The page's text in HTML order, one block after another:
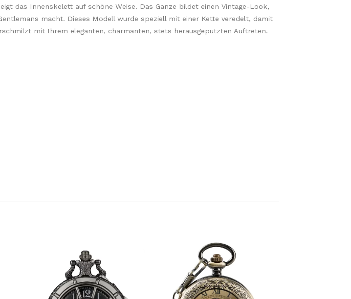
das Innenskelett auf schöne Weise. Das Ganze bildet einen Vintage-Look,
macht. Dieses Modell wurde speziell mit einer Kette veredelt, damit
mit Ihrem eleganten, charmanten, stets herausgeputzten Auftreten.